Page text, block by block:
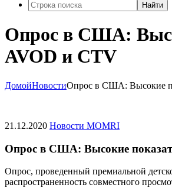
Найти
Опрос в США:
AVOD и CTV
ДомойНовостиОпрос в США: Высокие
21.12.2020 Новости MOMRI
Опрос в США: Высокие
Опрос, проведенный премиальной
распространенность совместного